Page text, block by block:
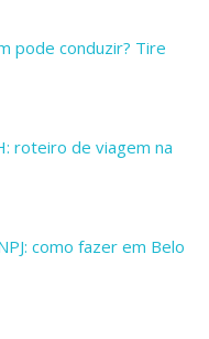
pode conduzir? Tire
roteiro de viagem na
como fazer em Belo